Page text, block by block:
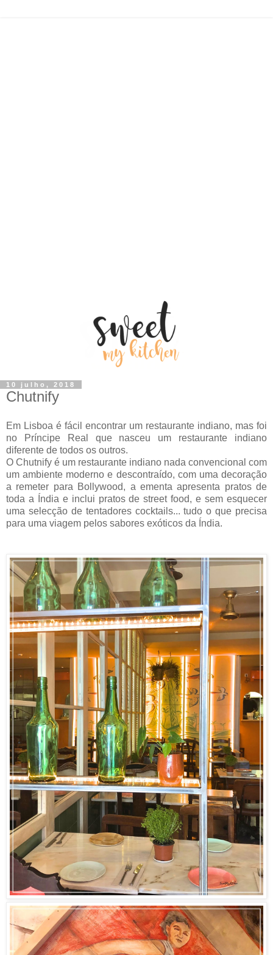
10 julho, 2018
Chutnify
Em Lisboa é fácil encontrar um restaurante indiano, mas foi
no Príncipe Real que nasceu um restaurante indiano
diferente de todos os outros.
O Chutnify é um restaurante indiano nada convencional com
um ambiente moderno e descontraído, com uma decoração
a remeter para Bollywood, a ementa apresenta pratos de
toda a Índia e inclui pratos de street food, e sem esquecer
uma selecção de tentadores cocktails... tudo o que precisa
para uma viagem pelos sabores exóticos da Índia.